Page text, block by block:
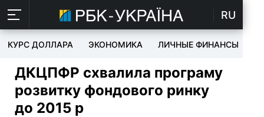
RU
КУРС ДОЛЛАРА ЭКОНОМИКА ЛИЧНЫЕ ФИНАНСЫ
ДКЦПФР схвалила програму
розвитку фондового ринку
до 2015 р